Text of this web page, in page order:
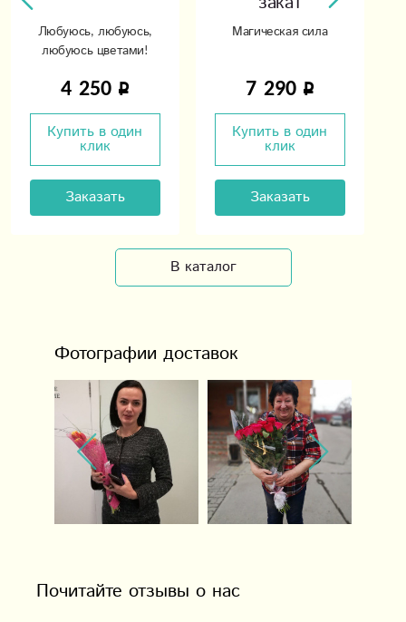
Любуюсь, любуюсь,
любуюсь цветами!
4 250
Купить в один
клик
Заказать
Магическая сила
7 290
Купить в один
клик
Заказать
В каталог
Фотографии доставок
Почитайте отзывы о нас